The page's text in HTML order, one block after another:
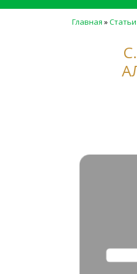
Главная »Статьи